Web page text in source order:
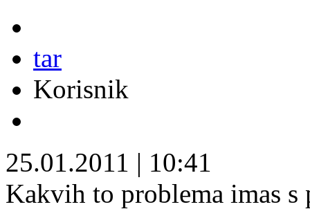
tar
Korisnik
25.01.2011 | 10:41
Kakvih to problema imas s